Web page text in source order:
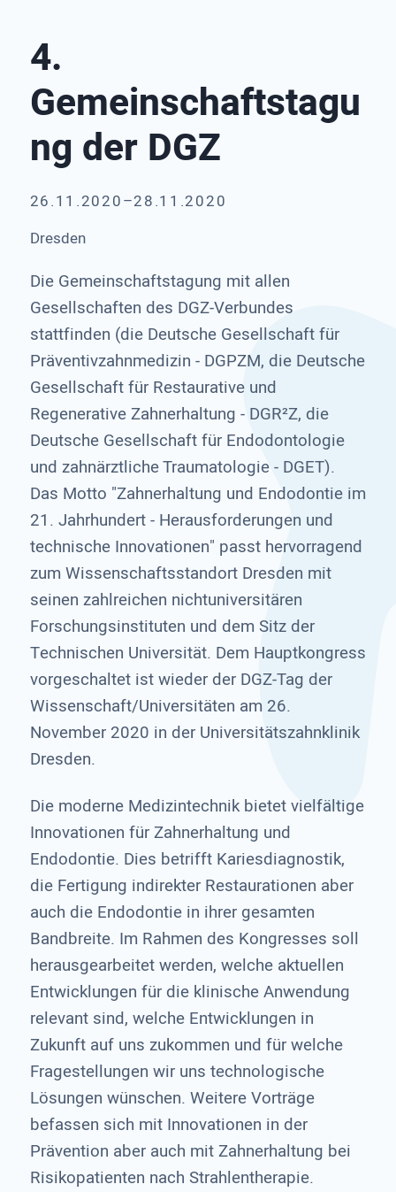
4.
Gemeinschaftstagu
ng der DGZ
26.11.2020–28.11.2020
Dresden
Die Gemeinschaftstagung mit allen
Gesellschaften des DGZ-Verbundes
stattfinden (die Deutsche Gesellschaft für
Präventivzahnmedizin - DGPZM, die Deutsche
Gesellschaft für Restaurative und
Regenerative Zahnerhaltung - DGR²Z, die
Deutsche Gesellschaft für Endodontologie
und zahnärztliche Traumatologie - DGET).
Das Motto "Zahnerhaltung und Endodontie im
21. Jahrhundert - Herausforderungen und
technische Innovationen" passt hervorragend
zum Wissenschaftsstandort Dresden mit
seinen zahlreichen nichtuniversitären
Forschungsinstituten und dem Sitz der
Technischen Universität. Dem Hauptkongress
vorgeschaltet ist wieder der DGZ-Tag der
Wissenschaft/Universitäten am 26.
November 2020 in der Universitätszahnklinik
Dresden.
Die moderne Medizintechnik bietet vielfältige
Innovationen für Zahnerhaltung und
Endodontie. Dies betrifft Kariesdiagnostik,
die Fertigung indirekter Restaurationen aber
auch die Endodontie in ihrer gesamten
Bandbreite. Im Rahmen des Kongresses soll
herausgearbeitet werden, welche aktuellen
Entwicklungen für die klinische Anwendung
relevant sind, welche Entwicklungen in
Zukunft auf uns zukommen und für welche
Fragestellungen wir uns technologische
Lösungen wünschen. Weitere Vorträge
befassen sich mit Innovationen in der
Prävention aber auch mit Zahnerhaltung bei
Risikopatienten nach Strahlentherapie.